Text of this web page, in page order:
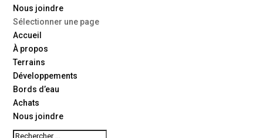
Nous joindre
Sélectionner une page
Accueil
À propos
Terrains
Développements
Bords d’eau
Achats
Nous joindre